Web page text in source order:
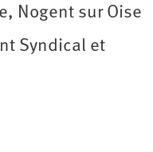
Nogent sur Oise
Syndical et